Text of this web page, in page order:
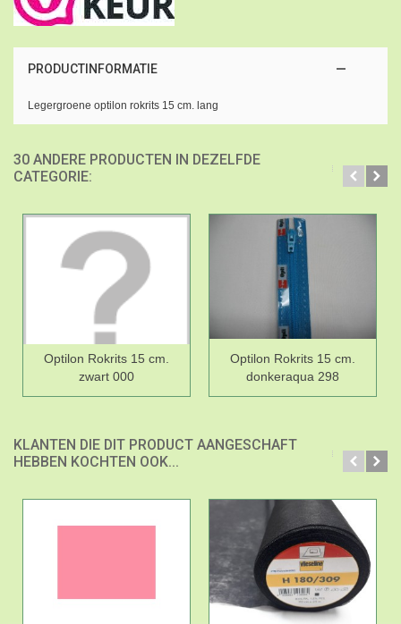
PRODUCTINFORMATIE
Legergroene optilon rokrits 15 cm. lang
30 ANDERE PRODUCTEN IN DEZELFDE
CATEGORIE:
Optilon Rokrits 15 cm.
zwart 000
Optilon Rokrits 15 cm.
donkeraqua 298
KLANTEN DIE DIT PRODUCT AANGESCHAFT
HEBBEN KOCHTEN OOK...